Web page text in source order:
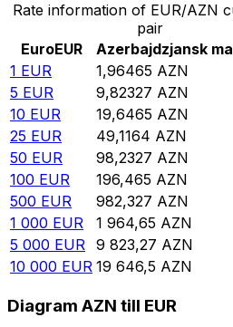
Rate information of EUR/AZN
pair
EuroEUR Azerbajdzjansk
1 EUR 1,96465 AZN
5 EUR 9,82327 AZN
10 EUR 19,6465 AZN
25 EUR 49,1164 AZN
50 EUR 98,2327 AZN
100 EUR 196,465 AZN
500 EUR 982,327 AZN
1 000 EUR 1 964,65 AZN
5 000 EUR 9 823,27 AZN
10 000 EUR 19 646,5 AZN
Diagram AZN till EUR